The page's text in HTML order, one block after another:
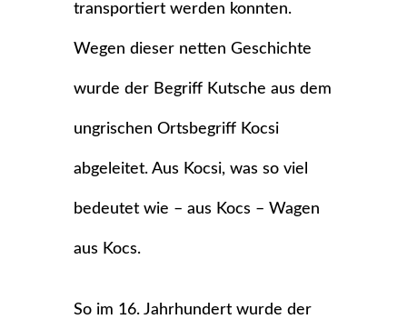
transportiert werden konnten.
Wegen dieser netten Geschichte
wurde der Begriff Kutsche aus dem
ungrischen Ortsbegriff Kocsi
abgeleitet. Aus Kocsi, was so viel
bedeutet wie – aus Kocs – Wagen
aus Kocs.
So im 16. Jahrhundert wurde der